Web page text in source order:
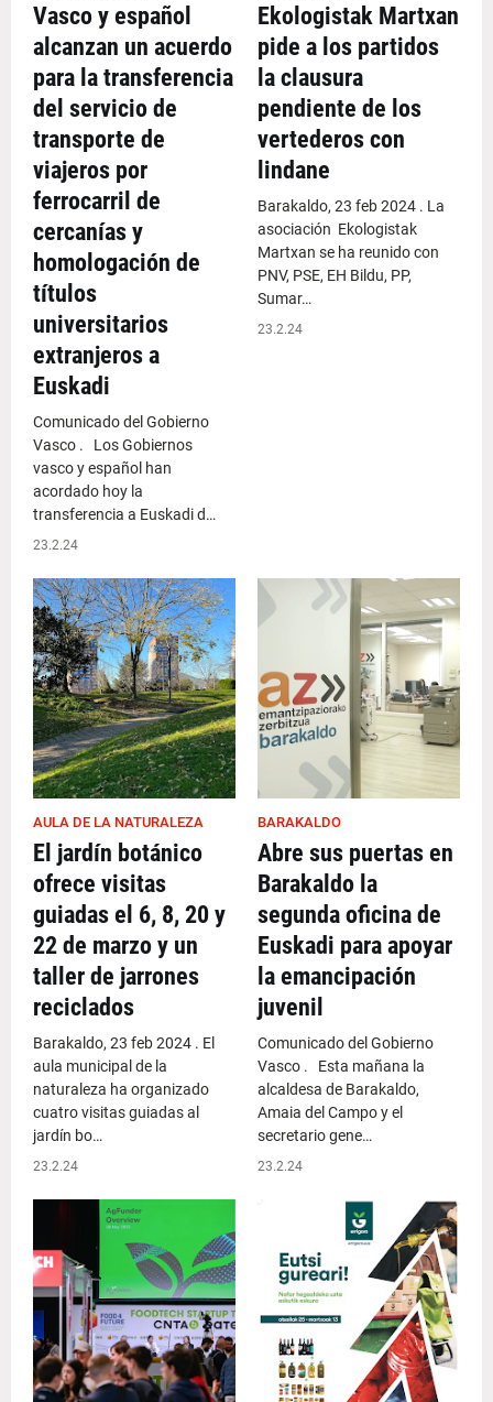
Vasco y español
alcanzan un acuerdo
para la transferencia
del servicio de
transporte de
viajeros por
ferrocarril de
cercanías y
homologación de
títulos
universitarios
extranjeros a
Euskadi
Comunicado del Gobierno
Vasco . Los Gobiernos
vasco y español han
acordado hoy la
transferencia a Euskadi d…
23.2.24
Ekologistak Martxan
pide a los partidos
la clausura
pendiente de los
vertederos con
lindane
Barakaldo, 23 feb 2024 . La
asociación Ekologistak
Martxan se ha reunido con
PNV, PSE, EH Bildu, PP,
Sumar…
23.2.24
AULA DE LA NATURALEZA
El jardín botánico
ofrece visitas
guiadas el 6, 8, 20 y
22 de marzo y un
taller de jarrones
reciclados
Barakaldo, 23 feb 2024 . El
aula municipal de la
naturaleza ha organizado
cuatro visitas guiadas al
jardín bo…
23.2.24
BARAKALDO
Abre sus puertas en
Barakaldo la
segunda oficina de
Euskadi para apoyar
la emancipación
juvenil
Comunicado del Gobierno
Vasco . Esta mañana la
alcaldesa de Barakaldo,
Amaia del Campo y el
secretario gene…
23.2.24